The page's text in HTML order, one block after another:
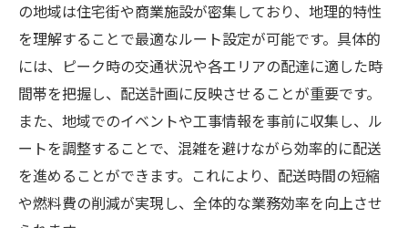
の地域は住宅街や商業施設が密集しており、地理的特性
を理解することで最適なルート設定が可能です。具体的
には、ピーク時の交通状況や各エリアの配達に適した時
間帯を把握し、配送計画に反映させることが重要です。
また、地域でのイベントや工事情報を事前に収集し、ル
ートを調整することで、混雑を避けながら効率的に配送
を進めることができます。これにより、配送時間の短縮
や燃料費の削減が実現し、全体的な業務効率を向上させ